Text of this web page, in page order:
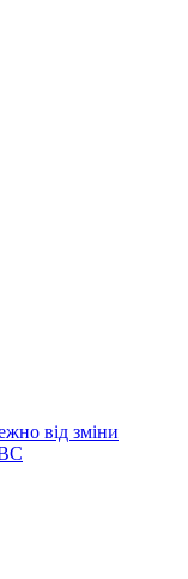
від зміни